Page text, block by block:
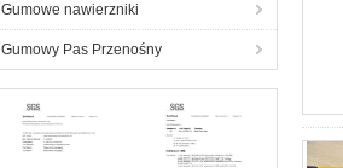
Gumowe nawierzniki
Gumowy Pas Przenośny